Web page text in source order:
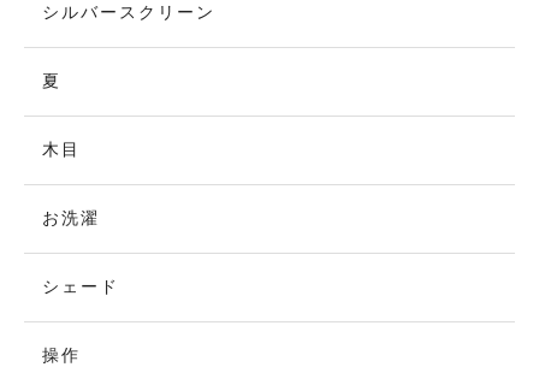
シルバースクリーン
夏
木目
お洗濯
シェード
操作